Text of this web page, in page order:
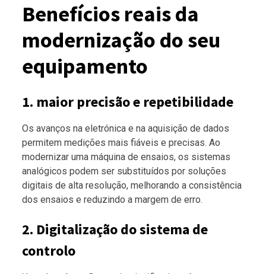
Benefícios reais da
modernização do seu
equipamento
1. maior precisão e repetibilidade
Os avanços na eletrónica e na aquisição de dados
permitem medições mais fiáveis e precisas. Ao
modernizar uma máquina de ensaios, os sistemas
analógicos podem ser substituídos por soluções
digitais de alta resolução, melhorando a consistência
dos ensaios e reduzindo a margem de erro.
2. Digitalização do sistema de
controlo